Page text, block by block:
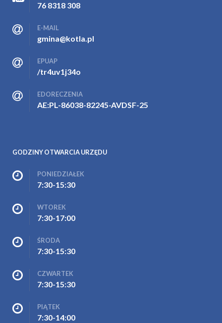
76 8318 308
E-MAIL
gmina@kotla.pl
EPUAP
/tr4uv1j34o
EDORECZENIA
AE:PL-86038-82245-AVDSF-25
GODZINY OTWARCIA URZĘDU
PONIEDZIAŁEK
7:30-15:30
WTOREK
7:30-17:00
ŚRODA
7:30-15:30
CZWARTEK
7:30-15:30
PIĄTEK
7:30-14:00